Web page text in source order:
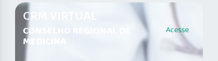
CRM VIRTUAL
CONSELHO REGIONAL DE
MEDICINA
Acesse